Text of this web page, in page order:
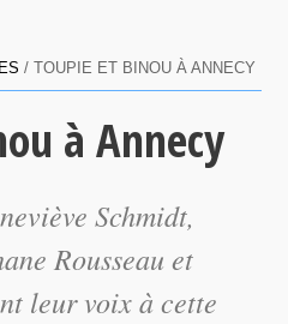
/TOUPIE ET BINOU À ANNECY
à Annecy
Schmidt,
Rousseau et
leur voix à cette